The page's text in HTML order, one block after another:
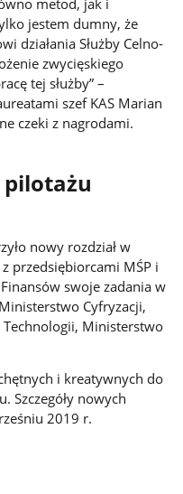
jestem dumny, że
działania Służby Celno-
zwycięskiego
tej służby” –
szef KAS Marian
czeki z nagrodami.
pilotażu
nowy rozdział w
przedsiębiorcami MŚP i
swoje zadania w
Cyfryzacji,
Ministerstwo
i kreatywnych do
Szczegóły nowych
2019 r.